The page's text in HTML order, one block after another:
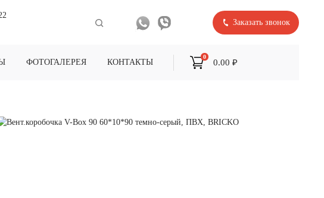
Заказать звонок
ФОТОГАЛЕРЕЯ КОНТАКТЫ
0
0.00 ₽